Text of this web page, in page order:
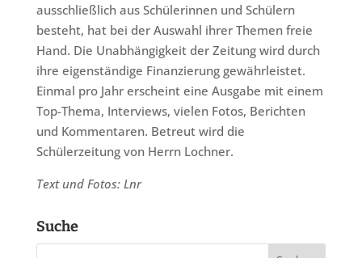
ausschließlich aus Schülerinnen und Schülern
besteht, hat bei der Auswahl ihrer Themen freie
Hand. Die Unabhängigkeit der Zeitung wird durch
ihre eigenständige Finanzierung gewährleistet.
Einmal pro Jahr erscheint eine Ausgabe mit einem
Top-Thema, Interviews, vielen Fotos, Berichten
und Kommentaren. Betreut wird die
Schülerzeitung von Herrn Lochner.
Text und Fotos: Lnr
Suche